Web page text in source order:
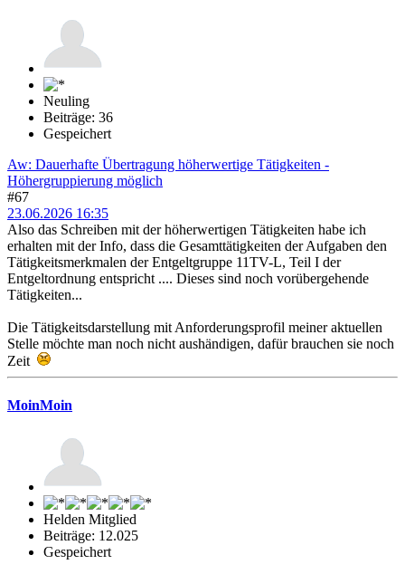
Neuling
Beiträge: 36
Gespeichert
Aw: Dauerhafte Übertragung höherwertige Tätigkeiten -
Höhergruppierung möglich
#67
23.06.2026 16:35
Also das Schreiben mit der höherwertigen Tätigkeiten habe ich
erhalten mit der Info, dass die Gesamttätigkeiten der Aufgaben den
Tätigkeitsmerkmalen der Entgeltgruppe 11TV-L, Teil I der
Entgeltordnung entspricht .... Dieses sind noch vorübergehende
Tätigkeiten...
Die Tätigkeitsdarstellung mit Anforderungsprofil meiner aktuellen
Stelle möchte man noch nicht aushändigen, dafür brauchen sie noch
Zeit
MoinMoin
Helden Mitglied
Beiträge: 12.025
Gespeichert